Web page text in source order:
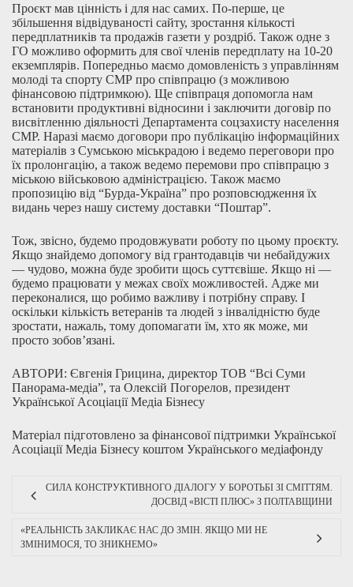
Проєкт мав цінність і для нас самих. По-перше, це
збільшення відвідуваності сайту, зростання кількості
передплатників та продажів газети у роздріб. Також одне з
ГО можливо оформить для свої членів передплату на 10-20
екземплярів. Попередньо маємо домовленість з управлінням
молоді та спорту СМР про співпрацю (з можливою
фінансовою підтримкою). Ще співпраця допомогла нам
встановити продуктивні відносини і заключити договір по
висвітленню діяльності Департамента соцзахисту населення
СМР. Наразі маємо договори про публікацію інформаційних
матеріалів з Сумською міськрадою і ведемо переговори про
їх пролонгацію, а також ведемо перемови про співпрацю з
міською військовою адміністрацією. Також маємо
пропозицію від “Бурда-Україна” про розповсюдження їх
видань через нашу систему доставки “Поштар”.
Тож, звісно, будемо продовжувати роботу по цьому проєкту.
Якщо знайдемо допомогу від грантодавців чи небайдужих
— чудово, можна буде зробити щось суттєвіше. Якщо ні —
будемо працювати у межах своїх можливостей. Адже ми
переконалися, що робимо важливу і потрібну справу. І
оскільки кількість ветеранів та людей з інвалідністю буде
зростати, нажаль, тому допомагати їм, хто як може, ми
просто зобов’язані.
АВТОРИ: Євгенія Грицина, директор ТОВ “Всі Суми
Панорама-медіа”, та Олексій Погорелов, президент
Української Асоціації Медіа Бізнесу
Матеріал підготовлено за фінансової підтримки Української
Асоціації Медіа Бізнесу коштом Українського медіафонду
СИЛА КОНСТРУКТИВНОГО ДІАЛОГУ У БОРОТЬБІ ЗІ СМІТТЯМ.
ДОСВІД «ВІСТІ ПЛЮС» З ПОЛТАВЩИНИ
«РЕАЛЬНІСТЬ ЗАКЛИКАЄ НАС ДО ЗМІН. ЯКЩО МИ НЕ
ЗМІНИМОСЯ, ТО ЗНИКНЕМО»